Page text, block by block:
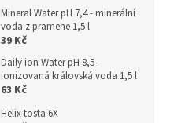
Mineral Water pH 7,4 - minerální
voda z pramene 1,5 l
39 Kč
Daily ion Water pH 8,5 -
ionizovaná královská voda 1,5 l
63 Kč
Helix tosta 6X